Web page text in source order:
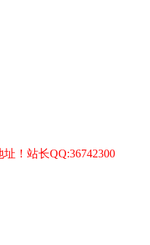
！站长QQ:36742300